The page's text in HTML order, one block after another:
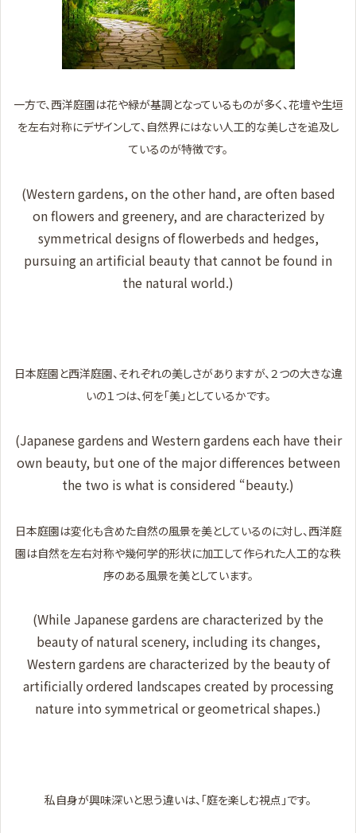
一方で、西洋庭園は花や緑が基調となっているものが多く、花壇や生垣
を左右対称にデザインして、自然界にはない人工的な美しさを追及し
ているのが特徴です。
(Western gardens, on the other hand, are often based
on flowers and greenery, and are characterized by
symmetrical designs of flowerbeds and hedges,
pursuing an artificial beauty that cannot be found in
the natural world.)
日本庭園と西洋庭園、それぞれの美しさがありますが、２つの大きな違
いの１つは、何を「美」としているかです。
(Japanese gardens and Western gardens each have their
own beauty, but one of the major differences between
the two is what is considered “beauty.)
日本庭園は変化も含めた自然の風景を美としているのに対し、西洋庭
園は自然を左右対称や幾何学的形状に加工して作られた人工的な秩
序のある風景を美としています。
(While Japanese gardens are characterized by the
beauty of natural scenery, including its changes,
Western gardens are characterized by the beauty of
artificially ordered landscapes created by processing
nature into symmetrical or geometrical shapes.)
私自身が興味深いと思う違いは、「庭を楽しむ視点」です。